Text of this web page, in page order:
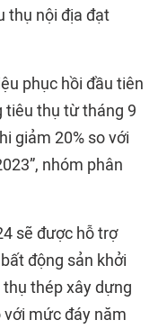
thụ nội địa đạt
phục hồi đầu tiên
tiêu thụ từ tháng 9
giảm 20% so với
nhóm phân
sẽ được hỗ trợ
động sản khởi
thép xây dựng
với mức đáy năm